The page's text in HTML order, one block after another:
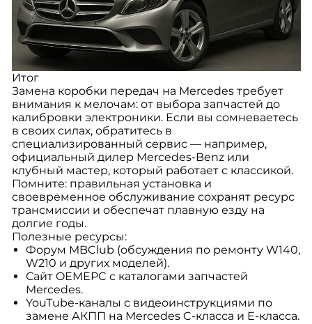
Итог
Замена коробки передач на Mercedes требует
внимания к мелочам: от выбора запчастей до
калибровки электроники. Если вы сомневаетесь
в своих силах, обратитесь в
специализированный сервис — например,
официальный дилер Mercedes-Benz или
клубный мастер, который работает с классикой.
Помните: правильная установка и
своевременное обслуживание сохранят ресурс
трансмиссии и обеспечат плавную езду на
долгие годы.
Полезные ресурсы:
Форум MBClub (обсуждения по ремонту W140,
W210 и других моделей).
Сайт OEMEPC с каталогами запчастей
Mercedes.
YouTube-каналы с видеоинструкциями по
замене АКПП на Mercedes C-класса и E-класса.